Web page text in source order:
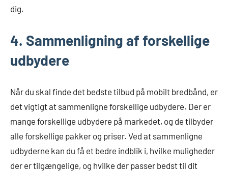
dig.
4. Sammenligning af forskellige
udbydere
Når du skal finde det bedste tilbud på mobilt bredbånd, er
det vigtigt at sammenligne forskellige udbydere. Der er
mange forskellige udbydere på markedet, og de tilbyder
alle forskellige pakker og priser. Ved at sammenligne
udbyderne kan du få et bedre indblik i, hvilke muligheder
der er tilgængelige, og hvilke der passer bedst til dit